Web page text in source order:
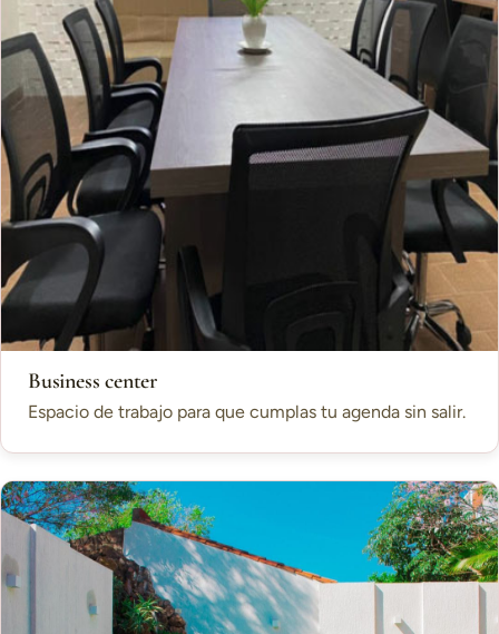
Business center
Espacio de trabajo para que cumplas tu agenda sin salir.